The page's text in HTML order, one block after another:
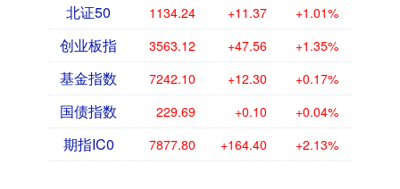
北证50 1134.24 +11.37 +1.01%
创业板指 3563.12 +47.56 +1.35%
基金指数 7242.10 +12.30 +0.17%
国债指数 229.69 +0.10 +0.04%
期指IC0 7877.80 +164.40 +2.13%